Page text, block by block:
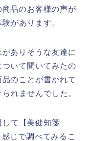
品のお客様の声が
があります。
ありそうな友達に
いて聞いてみたの
のことが書かれて
れませんでした。
て【美健知箋
じで調べてみるこ